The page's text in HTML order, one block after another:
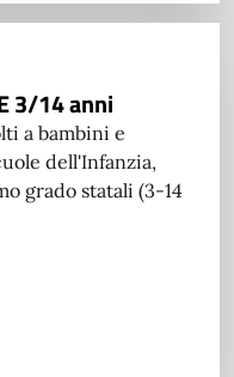
3/14 anni
a bambini e
dell'Infanzia,
grado statali (3-14